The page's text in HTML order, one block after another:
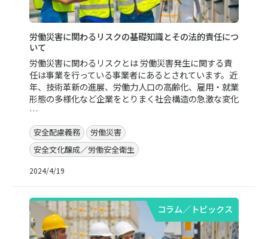
労働災害に関わるリスクの基礎知識とその法的責任につ
いて
労働災害に関わるリスクとは 労働災害発生に関する責
任は事業を行っている事業者にあるとされています。近
年、技術革新の進展、労働力人口の高齢化、雇用・就業
形態の多様化など企業をとりまく社会構造の急激な変化
…
安全配慮義務
労働災害
安全文化醸成／労働安全衛生
2024/4/19
コラム／トピックス